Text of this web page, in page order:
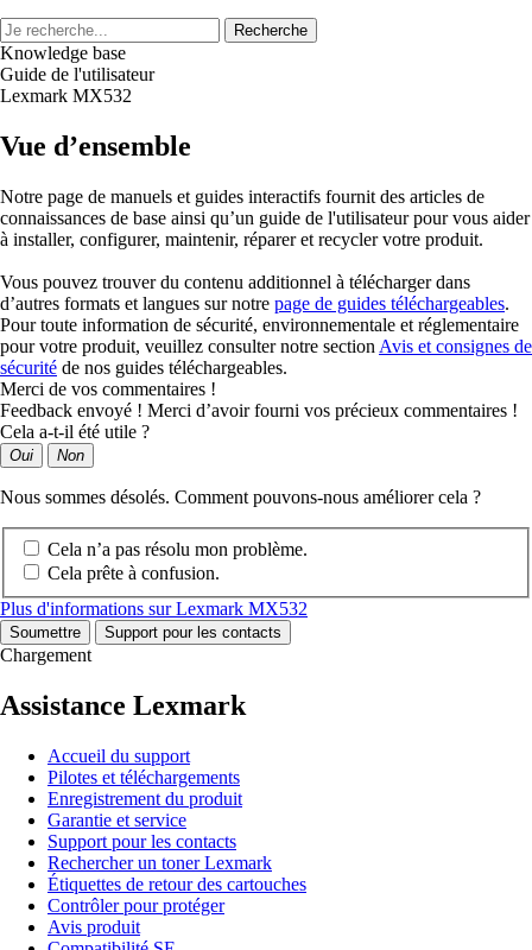
Recherche
Knowledge base
Guide de l'utilisateur
Lexmark MX532
Vue d’ensemble
Notre page de manuels et guides interactifs fournit des articles de
connaissances de base ainsi qu’un guide de l'utilisateur pour vous aider
à installer, configurer, maintenir, réparer et recycler votre produit.
Vous pouvez trouver du contenu additionnel à télécharger dans
d’autres formats et langues sur notre page de guides téléchargeables.
Pour toute information de sécurité, environnementale et réglementaire
pour votre produit, veuillez consulter notre section Avis et consignes de
sécurité de nos guides téléchargeables.
Merci de vos commentaires !
Feedback envoyé ! Merci d’avoir fourni vos précieux commentaires !
Cela a-t-il été utile ?
Oui Non
Nous sommes désolés. Comment pouvons-nous améliorer cela ?
Cela n’a pas résolu mon problème.
Cela prête à confusion.
Plus d'informations sur Lexmark MX532
Soumettre Support pour les contacts
Chargement
Assistance Lexmark
Accueil du support
Pilotes et téléchargements
Enregistrement du produit
Garantie et service
Support pour les contacts
Rechercher un toner Lexmark
Étiquettes de retour des cartouches
Contrôler pour protéger
Avis produit